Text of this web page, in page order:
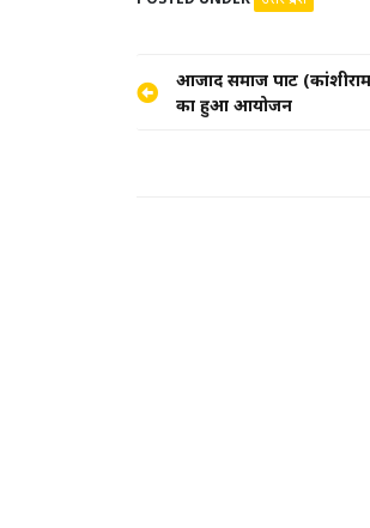
Post
navigation
आजाद समाज पार्टी
का हुआ आयोजन